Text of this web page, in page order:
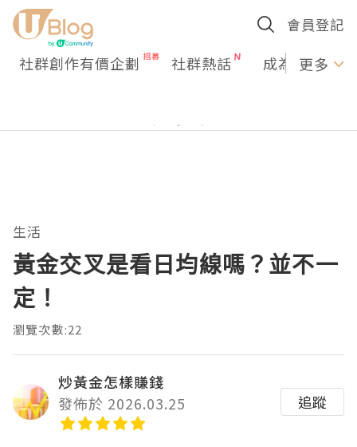
會員登記
社群創作有價企劃 社群熱話 成為U更多
生活
黃金交叉是看日均線嗎？並不一
定！
瀏覽次數:22
炒黃金怎樣賺錢
發佈於 2026.03.25
追蹤